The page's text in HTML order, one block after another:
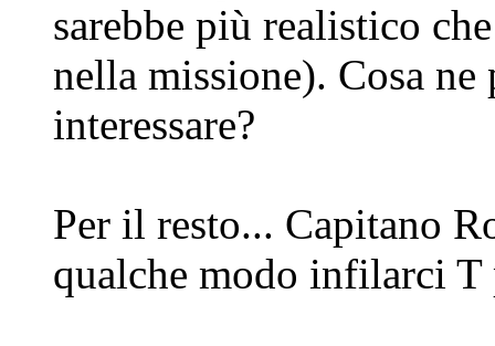
sarebbe più realistico
nella missione). Cosa ne
interessare?
Per il resto... Capitano
qualche modo infilarci